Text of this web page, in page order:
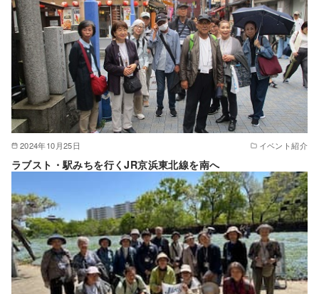
2024年10月25日 イベント紹介
ラブスト・駅みちを行くJR京浜東北線を南へ